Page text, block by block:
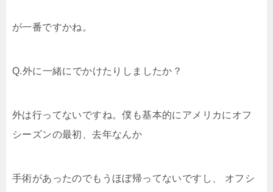
が一番ですかね。
Q.外に一緒にでかけたりしましたか？
外は行ってないですね。僕も基本的にアメリカにオフ
シーズンの最初、去年なんか
手術があったのでもうほぼ帰ってないですし、 オフシ